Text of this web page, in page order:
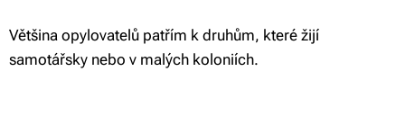
Většina opylovatelů patřím k druhům, které žijí
samotářsky nebo v malých koloniích.